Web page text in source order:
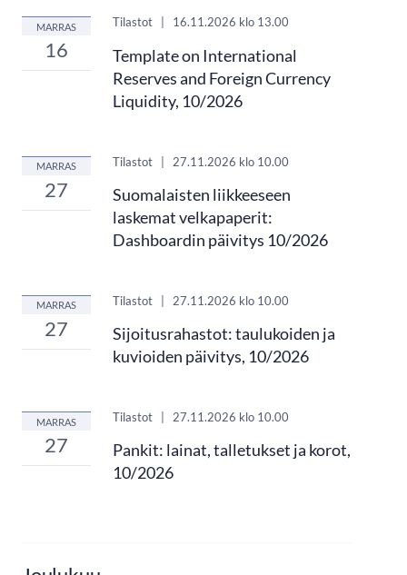
MARRAS
16
Tilastot 16.11.2026 klo 13.00
Template on International
Reserves and Foreign Currency
Liquidity, 10/2026
MARRAS
27
Tilastot 27.11.2026 klo 10.00
Suomalaisten liikkeeseen
laskemat velkapaperit:
Dashboardin päivitys 10/2026
MARRAS
27
Tilastot 27.11.2026 klo 10.00
Sijoitusrahastot: taulukoiden ja
kuvioiden päivitys, 10/2026
MARRAS
27
Tilastot 27.11.2026 klo 10.00
Pankit: lainat, talletukset ja korot,
10/2026